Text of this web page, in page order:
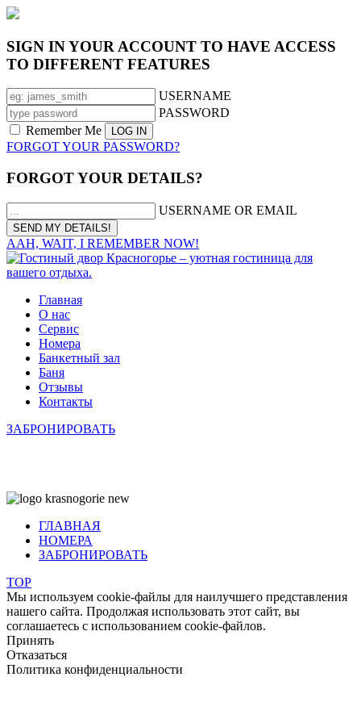
SIGN IN YOUR ACCOUNT TO HAVE ACCESS
TO DIFFERENT FEATURES
USERNAME
PASSWORD
Remember Me
FORGOT YOUR PASSWORD?
FORGOT YOUR DETAILS?
USERNAME OR EMAIL
AAH, WAIT, I REMEMBER NOW!
Главная
О нас
Сервис
Номера
Банкетный зал
Баня
Отзывы
Контакты
ЗАБРОНИРОВАТЬ
ГЛАВНАЯ
НОМЕРА
ЗАБРОНИРОВАТЬ
TOP
Мы используем cookie-файлы для наилучшего представления
нашего сайта. Продолжая использовать этот сайт, вы
соглашаетесь с использованием cookie-файлов.
Принять
Отказаться
Политика конфиденциальности